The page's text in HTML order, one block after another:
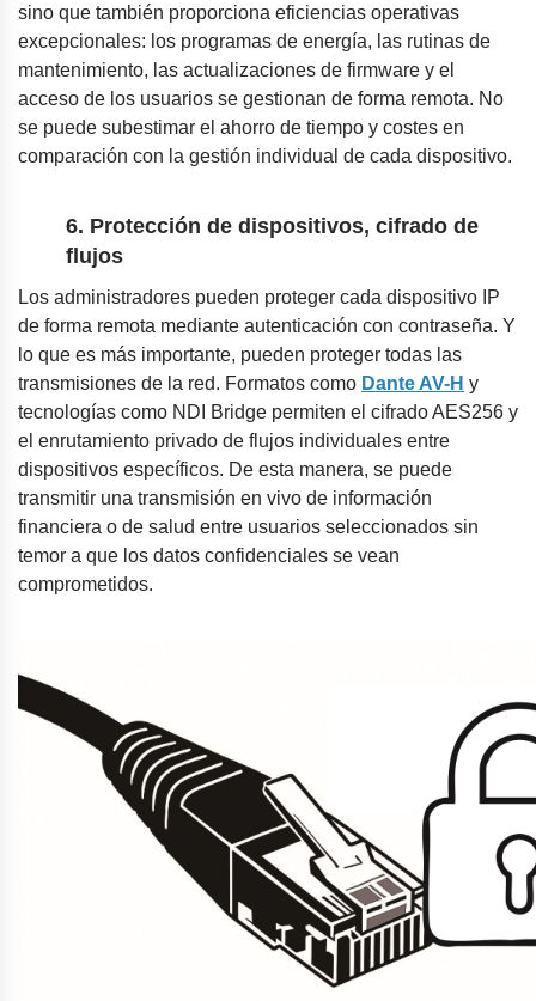
sino que también proporciona eficiencias operativas
excepcionales: los programas de energía, las rutinas de
mantenimiento, las actualizaciones de firmware y el
acceso de los usuarios se gestionan de forma remota. No
se puede subestimar el ahorro de tiempo y costes en
comparación con la gestión individual de cada dispositivo.
6. Protección de dispositivos, cifrado de
flujos
Los administradores pueden proteger cada dispositivo IP
de forma remota mediante autenticación con contraseña. Y
lo que es más importante, pueden proteger todas las
transmisiones de la red. Formatos como Dante AV-H y
tecnologías como NDI Bridge permiten el cifrado AES256 y
el enrutamiento privado de flujos individuales entre
dispositivos específicos. De esta manera, se puede
transmitir una transmisión en vivo de información
financiera o de salud entre usuarios seleccionados sin
temor a que los datos confidenciales se vean
comprometidos.